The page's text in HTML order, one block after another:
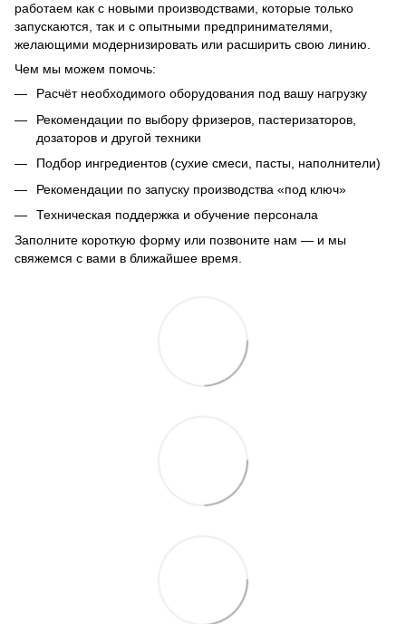
работаем как с новыми производствами, которые только
запускаются, так и с опытными предпринимателями,
желающими модернизировать или расширить свою линию.
Чем мы можем помочь:
Расчёт необходимого оборудования под вашу нагрузку
Рекомендации по выбору фризеров, пастеризаторов,
дозаторов и другой техники
Подбор ингредиентов (сухие смеси, пасты, наполнители)
Рекомендации по запуску производства «под ключ»
Техническая поддержка и обучение персонала
Заполните короткую форму или позвоните нам — и мы
свяжемся с вами в ближайшее время.